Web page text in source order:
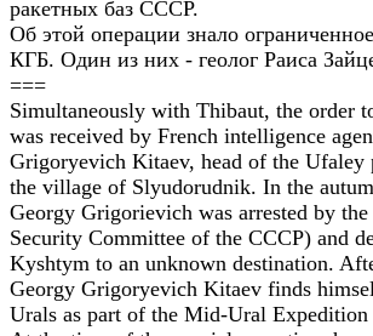
ракетных баз СССР.
Об этой операции знало
КГБ. Один из них - геолог Раиса
===
Simultaneously with Thibaut, the order
was received by French intelligence
Grigoryevich Kitaev, head of the Ufaley
the village of Slyudorudnik. In the
Georgy Grigorievich was arrested by
Security Committee of the CCCP) and
Kyshtym to an unknown destination.
Georgy Grigoryevich Kitaev finds
Urals as part of the Mid-Ural